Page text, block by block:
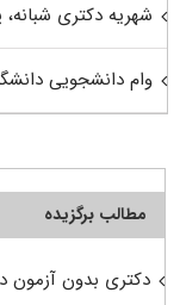
شهریه دکتری شبانه،
وام دانشجویی
مطالب برگزیده
دکتری بدون آزمون